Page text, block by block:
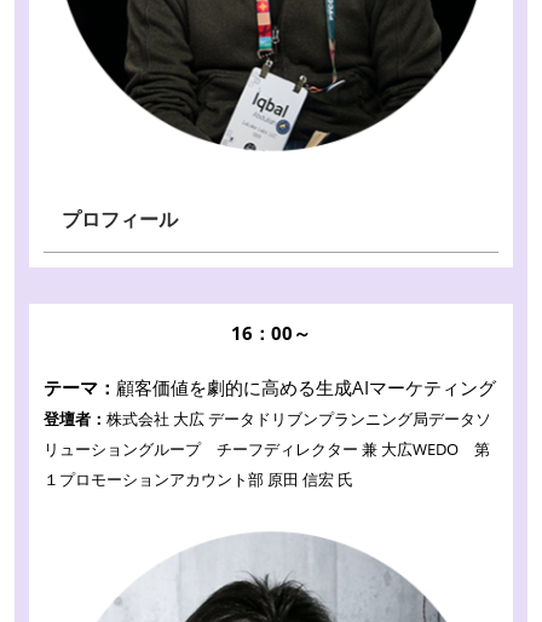
プロフィール
16：00～
テーマ： 顧客価値を劇的に高める生成AIマーケティング
登壇者： 株式会社 大広 データドリブンプランニング局データソ
リューショングループ チーフディレクター 兼 大広WEDO 第
１プロモーションアカウント部 原田 信宏 氏